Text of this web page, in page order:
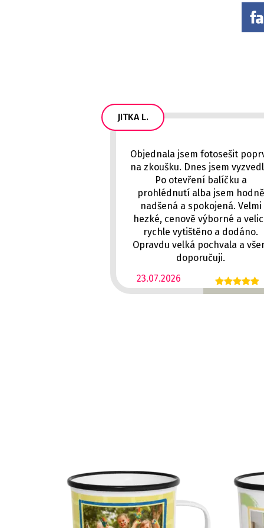
JITKA L.
23.07.2026
Objednala jsem fotosešit
na zkoušku. Dnes jsem
Po otevření balíčku a
prohlédnutí alba jsem hodně
nadšená a spokojená. Velmi
hezké, cenově výborné a
rychle vytištěno a dodáno.
Opravdu velká pochvala a
doporučuji.